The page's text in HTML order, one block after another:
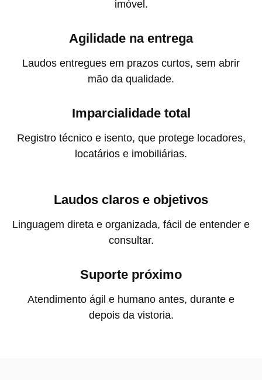
imóvel.
Agilidade na entrega
Laudos entregues em prazos curtos, sem abrir
mão da qualidade.
Imparcialidade total
Registro técnico e isento, que protege locadores,
locatários e imobiliárias.
Laudos claros e objetivos
Linguagem direta e organizada, fácil de entender e
consultar.
Suporte próximo
Atendimento ágil e humano antes, durante e
depois da vistoria.